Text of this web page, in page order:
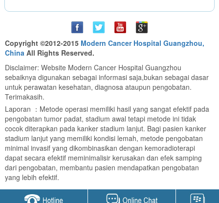
Copyright ©2012-2015 Modern Cancer Hospital Guangzhou,
China All Rights Reserved.
Disclaimer: Website Modern Cancer Hospital Guangzhou
sebaiknya digunakan sebagai informasi saja,bukan sebagai dasar
untuk perawatan kesehatan, diagnosa ataupun pengobatan.
Terimakasih.
Laporan ：Metode operasi memiliki hasil yang sangat efektif pada
pengobatan tumor padat, stadium awal tetapi metode ini tidak
cocok diterapkan pada kanker stadium lanjut. Bagi pasien kanker
stadium lanjut yang memiliki kondisi lemah, metode pengobatan
minimal invasif yang dikombinasikan dengan kemoradioterapi
dapat secara efektif meminimalisir kerusakan dan efek samping
dari pengobatan, membantu pasien mendapatkan pengobatan
yang lebih efektif.